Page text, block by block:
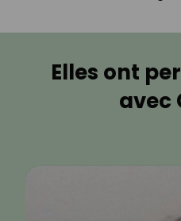
Elles ont
avec